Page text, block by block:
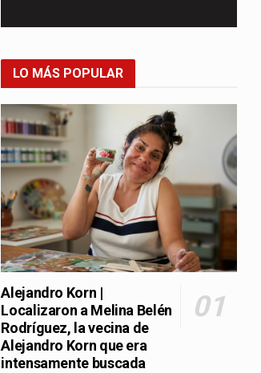
LO MÁS POPULAR
Alejandro Korn |
Localizaron a Melina Belén
Rodríguez, la vecina de
Alejandro Korn que era
intensamente buscada